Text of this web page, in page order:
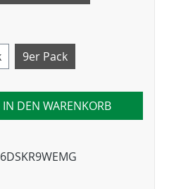
9er Pack
IN DEN WARENKORB